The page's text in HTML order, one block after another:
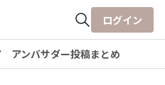
ログイン
アンバサダー投稿まとめ